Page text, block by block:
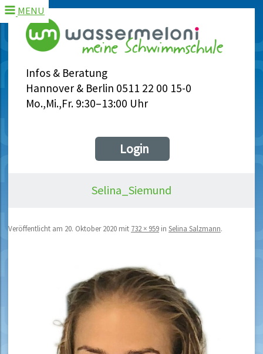
Infos & Beratung
Hannover & Berlin 0511 22 00 15-0
Mo.,Mi.,Fr. 9:30–13:00 Uhr
MENU
Login
Selina_Siemund
Veröffentlicht am 20. Oktober 2020 mit 732 × 959 in Selina Salzmann.